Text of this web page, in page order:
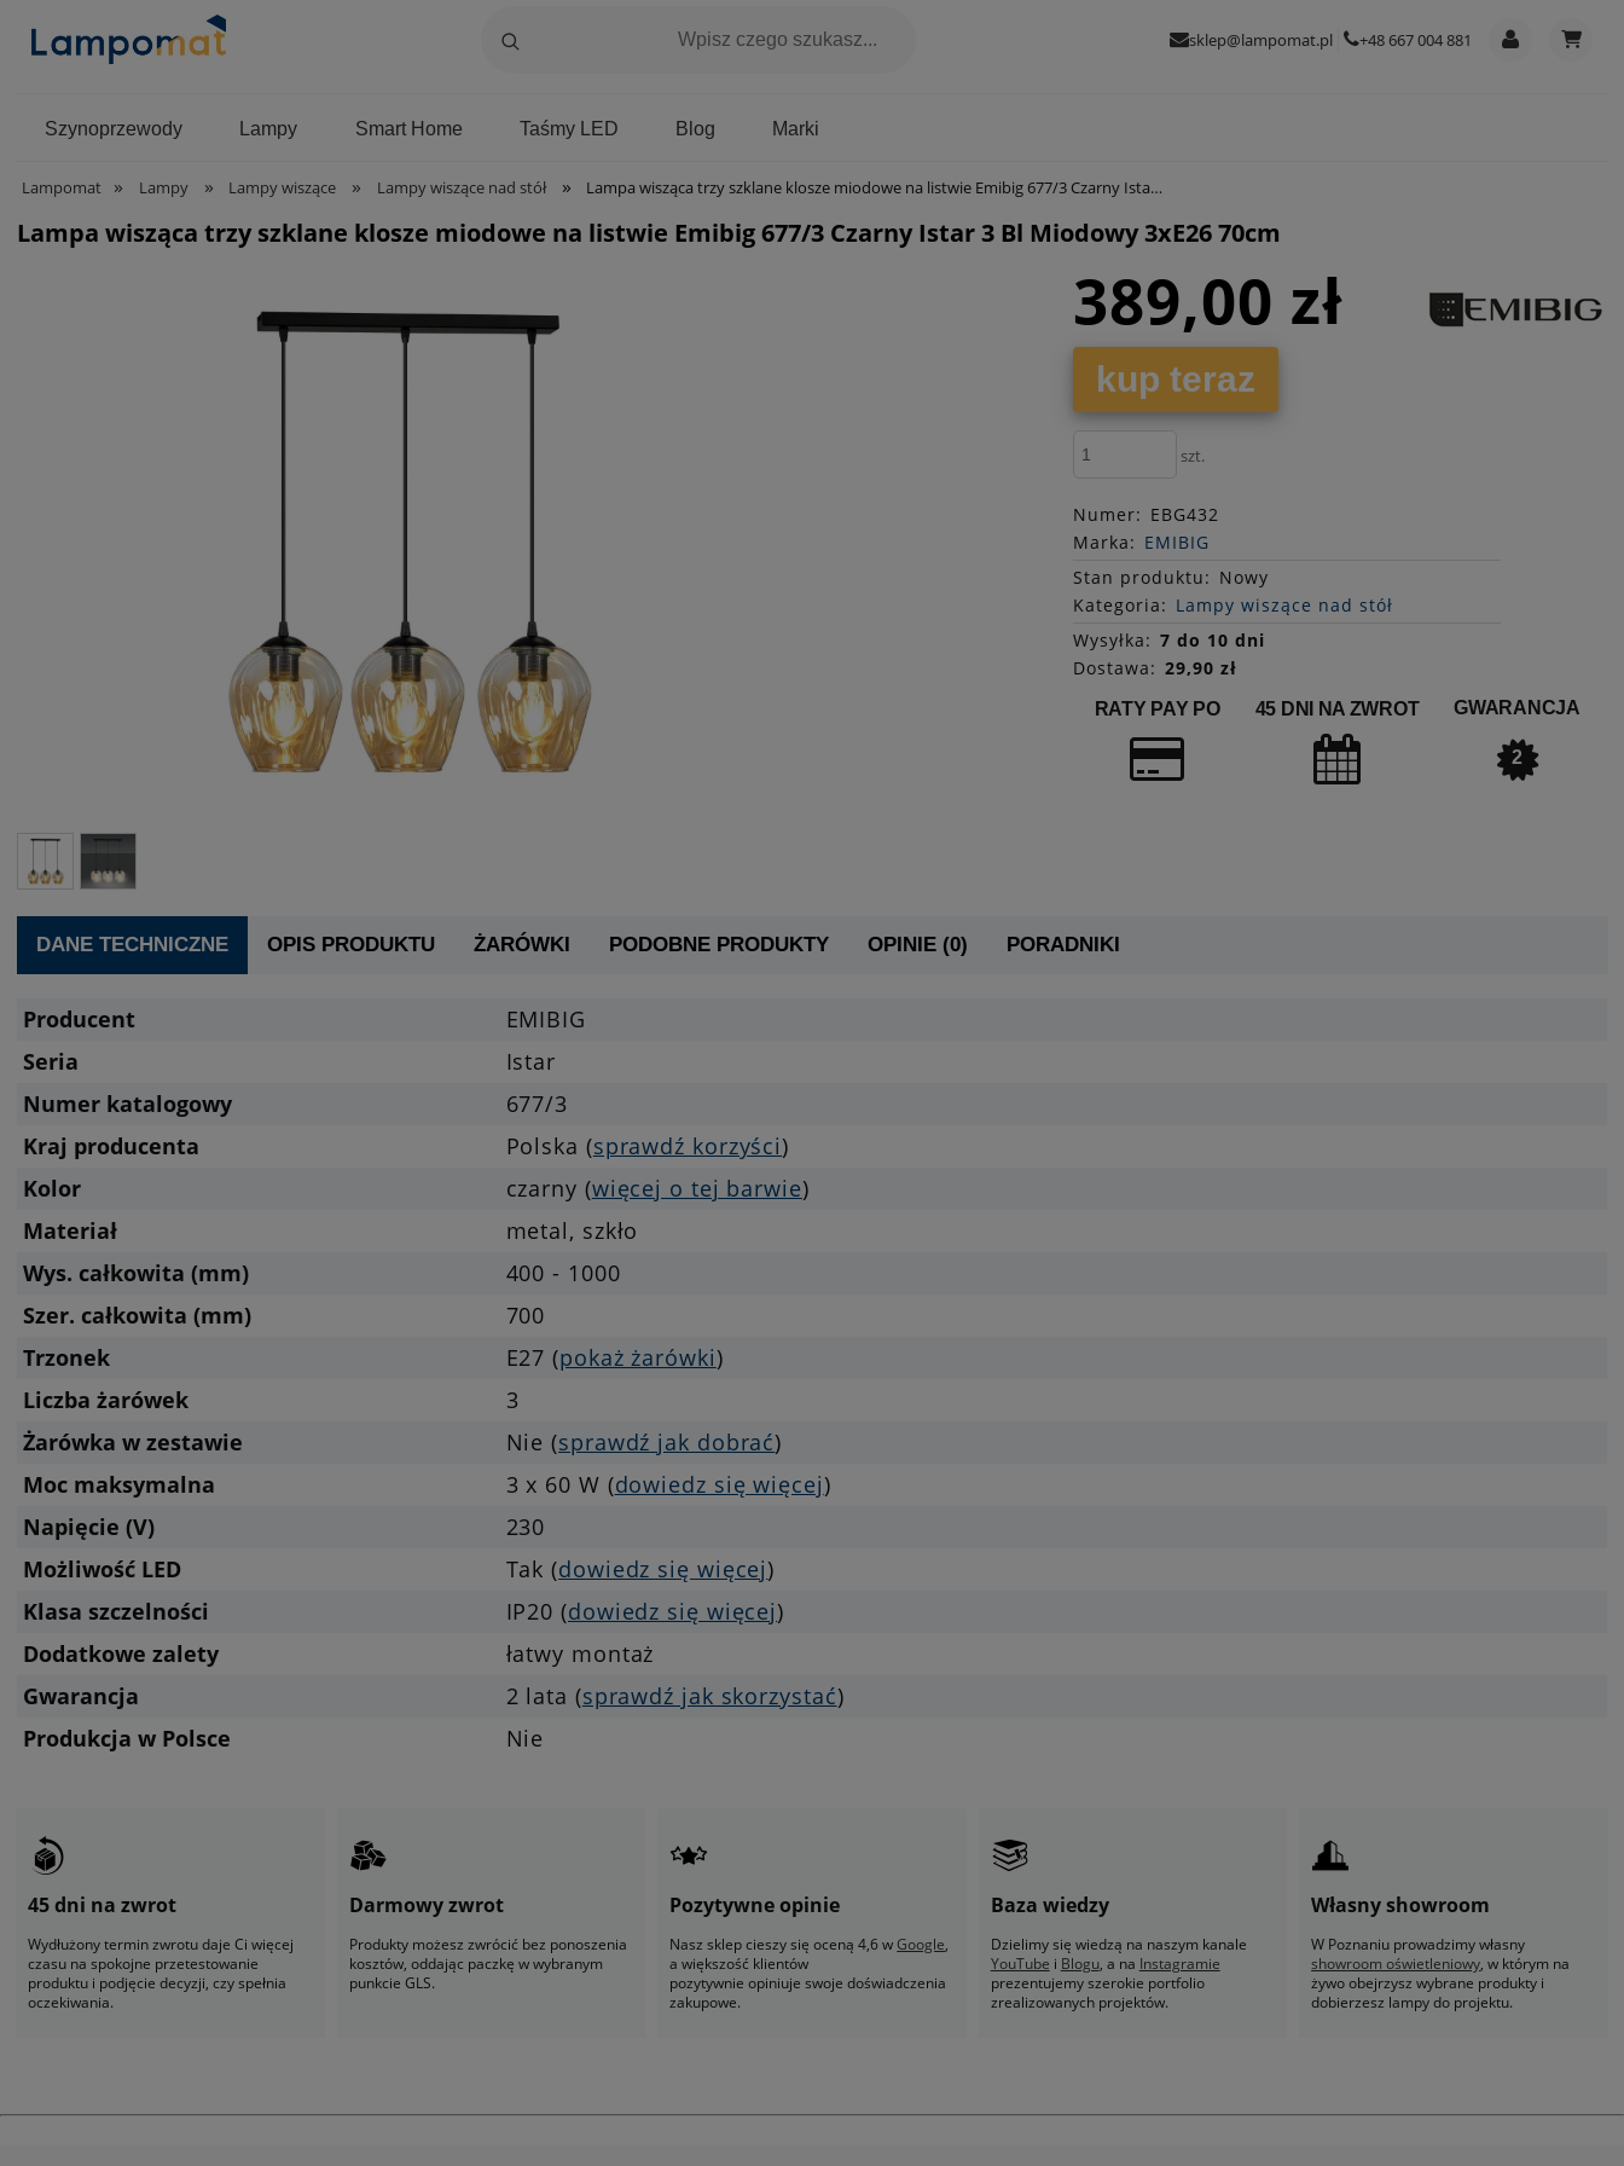
sklep@lampomat.pl +48 667 004 881
Szynoprzewody Lampy Smart Home Blog
Taśmy LED Marki
Lampomat » Lampy » Lampy wiszące » Lampy wiszące nad stół » Lampa wisząca trzy szklane klosze miodowe na listwie Emibig 677/3 Czarny Istar 3 Bl Miodowy 3xE26 70cm
Lampa wisząca trzy szklane klosze miodowe na listwie Emibig 677/3 Czarny Istar 3 Bl Miodowy 3xE26 70cm
389,00 zł
kup teraz
szt.
Numer: EBG432
Marka: EMIBIG
Stan produktu: Nowy
Kategoria: Lampy wiszące nad stół
Wysyłka: 7 do 10 dni
Dostawa: 29,90 zł
RATY PAY PO 45 DNI NA ZWROT GWARANCJA
2
DANE TECHNICZNE OPIS PRODUKTU ŻARÓWKI PODOBNE PRODUKTY OPINIE (0) PORADNIKI
Producent
EMIBIG
Seria
Istar
Numer katalogowy
677/3
Kraj producenta
Polska (sprawdź korzyści)
Kolor
czarny (więcej o tej barwie)
Materiał
metal, szkło
Wys. całkowita (mm)
400 - 1000
Szer. całkowita (mm)
700
Trzonek
E27 (pokaż żarówki)
Liczba żarówek
3
Żarówka w zestawie
Nie (sprawdź jak dobrać)
Moc maksymalna
3 x 60 W (dowiedz się więcej)
Napięcie (V)
230
Możliwość LED
Tak (dowiedz się więcej)
Klasa szczelności
IP20 (dowiedz się więcej)
Dodatkowe zalety
łatwy montaż
Gwarancja
2 lata (sprawdź jak skorzystać)
Produkcja w Polsce
Nie
45 dni na zwrot
Wydłużony termin zwrotu daje Ci więcej
czasu na spokojne przetestowanie
produktu i podjęcie decyzji, czy spełnia
oczekiwania.
Darmowy zwrot
Produkty możesz zwrócić bez ponoszenia
kosztów, oddając paczkę w wybranym
punkcie GLS.
Pozytywne opinie
Nasz sklep cieszy się oceną 4,6 wGoogle,
a większość klientów
pozytywnie opiniuje swoje doświadczenia
zakupowe.
Baza wiedzy
Dzielimy się wiedzą na naszym kanale
YouTube i Blogu, a na Instagramie
prezentujemy szerokie portfolio
zrealizowanych projektów.
Własny showroom
W Poznaniu prowadzimy własny
showroom oświetleniowy, w którym na
żywo obejrzysz wybrane produkty i
dobierzesz lampy do projektu.